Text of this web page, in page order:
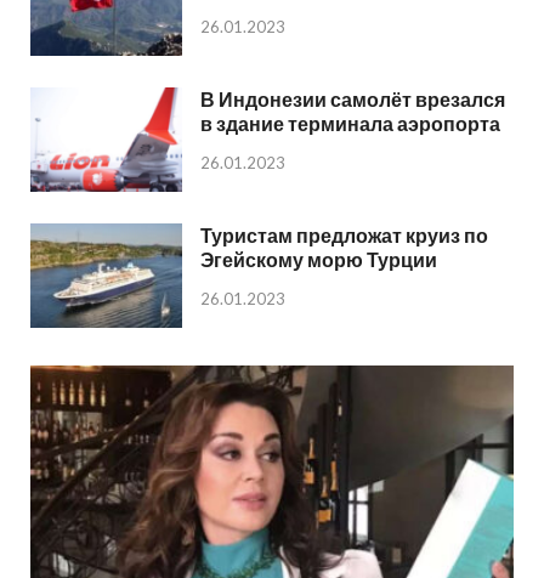
26.01.2023
В Индонезии самолёт врезался
в здание терминала аэропорта
26.01.2023
Туристам предложат круиз по
Эгейскому морю Турции
26.01.2023